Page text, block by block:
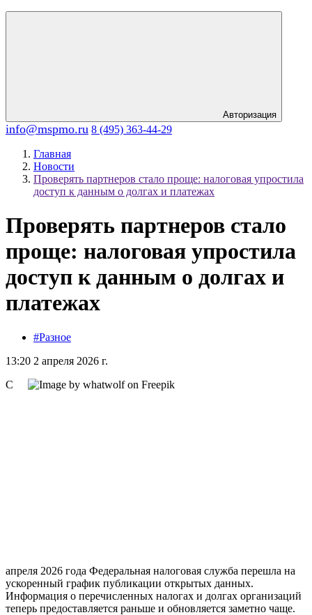
Авторизация
info@mspmo.ru 8 (495) 363-44-29
Главная
Новости
Проверять партнеров стало проще: налоговая упростила
доступ к данным о долгах и платежах
Проверять партнеров стало
проще: налоговая упростила
доступ к данным о долгах и
платежах
#Разное
13:20 2 апреля 2026 г.
С
апреля 2026 года Федеральная налоговая служба перешла на
ускоренный график публикации открытых данных.
Информация о перечисленных налогах и долгах организаций
теперь предоставляется раньше и обновляется заметно чаще.